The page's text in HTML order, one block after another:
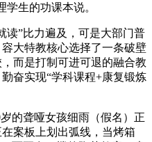
生的功课本说。
”比力遍及，可是大部门普
大特教核心选择了一条破壁
而是打制可进可退的融合教
奋实现“学科课程+康复锻炼
的聋哑女孩细雨（假名）正
案板上划出弧线，当烤箱